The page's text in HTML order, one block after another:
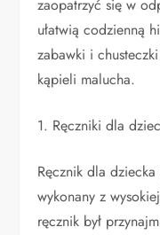
zaopatrzyć się w
ułatwią codzienną
zabawki i
kąpieli malucha.
1. Ręczniki dla
Ręcznik dla
wykonany z
ręcznik był